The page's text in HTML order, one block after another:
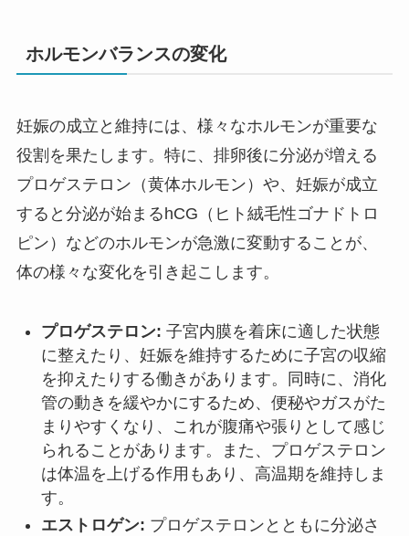
ホルモンバランスの変化
妊娠の成立と維持には、様々なホルモンが重要な
役割を果たします。特に、排卵後に分泌が増える
プロゲステロン（黄体ホルモン）や、妊娠が成立
すると分泌が始まるhCG（ヒト絨毛性ゴナドトロ
ピン）などのホルモンが急激に変動することが、
体の様々な変化を引き起こします。
プロゲステロン: 子宮内膜を着床に適した状態
に整えたり、妊娠を維持するために子宮の収縮
を抑えたりする働きがあります。同時に、消化
管の動きを緩やかにするため、便秘やガスがた
まりやすくなり、これが腹痛や張りとして感じ
られることがあります。また、プロゲステロン
は体温を上げる作用もあり、高温期を維持しま
す。
エストロゲン: プロゲステロンとともに分泌さ